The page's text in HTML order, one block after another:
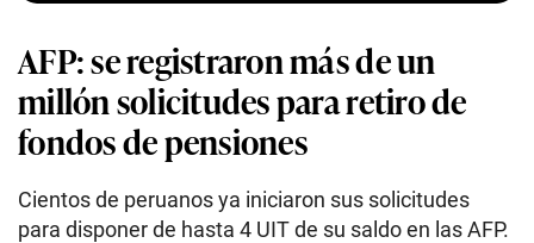
AFP: se registraron más de un
millón solicitudes para retiro de
fondos de pensiones
Cientos de peruanos ya iniciaron sus solicitudes
para disponer de hasta 4 UIT de su saldo en las AFP.